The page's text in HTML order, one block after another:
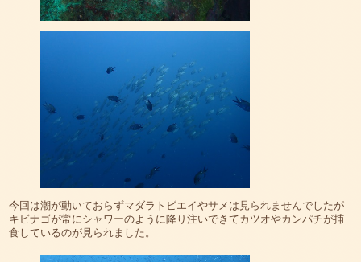
今回は潮が動いておらずマダラトビエイやサメは見られませんでしたが
キビナゴが常にシャワーのように降り注いできてカツオやカンパチが捕
食しているのが見られました。